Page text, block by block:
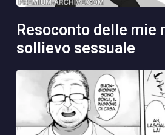
resoconto delle mie mansioni di
sollievo sessuale